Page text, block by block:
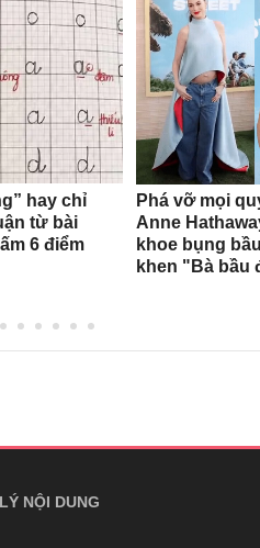
hay chỉ
từ bài
6 điểm
Phá vỡ mọi
Anne
khoe bụng
khen "Bà bầu
NỘI DUNG